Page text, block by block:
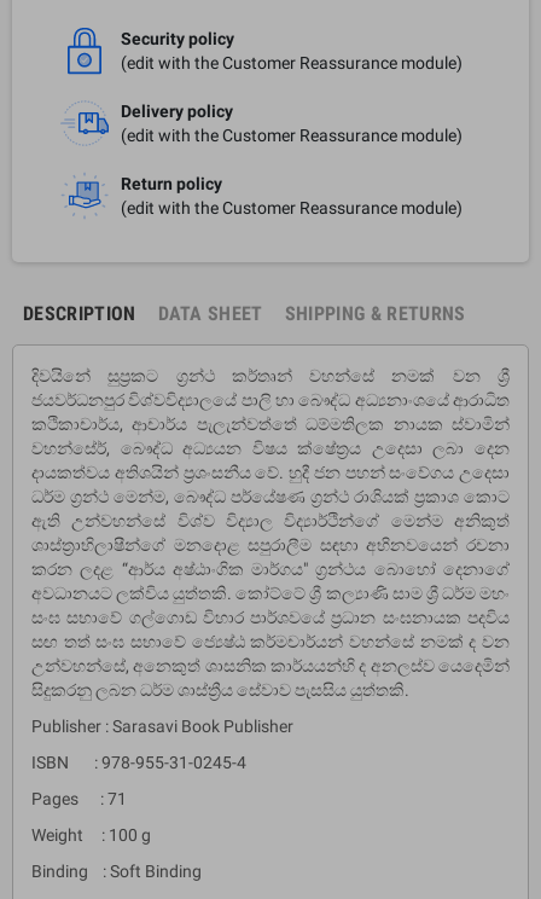
Security policy
(edit with the Customer Reassurance module)
Delivery policy
(edit with the Customer Reassurance module)
Return policy
(edit with the Customer Reassurance module)
DESCRIPTION DATA SHEET SHIPPING & RETURNS
දිවයිනේ සුප්‍රකට ග්‍රන්ථ කර්තෘන් වහන්සේ නමක් වන ශ්‍රී
ජයවර්ධනපුර විශ්වවිද්‍යාලයේ පාලි හා බෞද්ධ අධ්‍යනාංශයේ ආරාධිත
කථිකාචාර්ය, ආචාර්ය පැලැන්වත්තේ ධම්මතිලක නායක ස්වාමින්
වහන්සේර්, බෞද්ධ අධ්‍යයන විෂය ක්ෂේත්‍රය උදෙසා ලබා දෙන
දායකත්වය අතිශයින් ප්‍රශංසනීය වේ. හුදී ජන පහන් සංවේගය උදෙසා
ධර්ම ග්‍රන්ථ මෙන්ම, බෞද්ධ පර්යේෂණ ග්‍රන්ථ රාශියක් ප්‍රකාශ කොට
ඇති උන්වහන්සේ විශ්ව විද්‍යාල විද්‍යාර්ථින්ගේ මෙන්ම අනිකුත්
ශාස්ත්‍රාභිලාෂීන්ගේ මනදොළ සපුරාලීම සඳහා අභිනවයෙන් රචනා
කරන ලදළ “ආර්ය අෂ්ඨාංගික මාර්ගය" ග්‍රන්ථය බොහෝ දෙනාගේ
අවධානයට ලක්විය යුත්තකි. කෝට්ටේ ශ්‍රී කල්‍යාණි සාම ශ්‍රී ධර්ම මහං
සංඝ සභාවේ ගල්ගොඩ විහාර පාර්ශවයේ ප්‍රධාන සංඝනායක පදවිය
සඟ තත් සංඝ සභාවේ ජ්‍යෙෂ්ඨ කර්මචාර්යන් වහන්සේ නමක් ද වන
උන්වහන්සේ, අනෙකුත් ශාසනික කාර්යයන්හි ද අනලස්ව යෙදෙමින්
සිදුකරනු ලබන ධර්ම ශාස්ත්‍රීය සේවාව පැසසිය යුත්තකි.
Publisher : Sarasavi Book Publisher
ISBN : 978-955-31-0245-4
Pages : 71
Weight : 100 g
Binding : Soft Binding